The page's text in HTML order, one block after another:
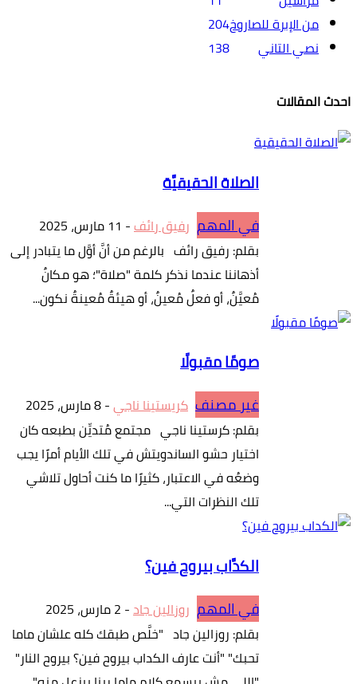
من الإبرة للصاروخ204
نصي التاني
138
احدث المقالات
الصلاة الحقيقيَّة
في المهم رفيق رائف- 11 مارس، 2025
بقلم: رفيق رائف بالرغم من أنَّ أوَّل ما يتبادر إلى
أذهاننا عندما نذكر كلمة "صلاة"؛ هو مكانٌ
مُعيَّنٌ، أو فعلٌ مُعينٌ، أو هيئةٌ مُعينةٌ نكون...
صومًا مقبولًا
غير مصنف كريستينا ناجي-8 مارس، 2025
بقلم: كرستينا ناجي مجتمع مُتديِّن بطبعه كان
اختيار حشو الساندويتش في تلك الأيام أمرًا يجب
وضعُه في الاعتبار، كثيرًا ما كنت أحاول تلاشي
تلك النظرات التي...
الكدَّاب بيروح فين؟
في المهم روزالين جاد- 2 مارس، 2025
بقلم: روزالين جاد "خلَّص طبقك كله علشان ماما
تحبك" "أنت عارف الكداب بيروح فين؟ بيروح النار"